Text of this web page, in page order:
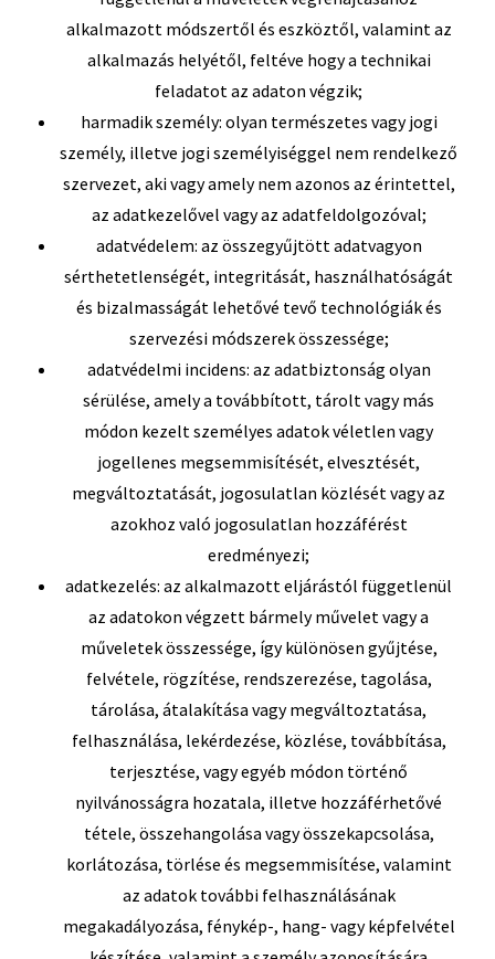
alkalmazott módszertől és eszköztől, valamint az
alkalmazás helyétől, feltéve hogy a technikai
feladatot az adaton végzik;
harmadik személy: olyan természetes vagy jogi
személy, illetve jogi személyiséggel nem rendelkező
szervezet, aki vagy amely nem azonos az érintettel,
az adatkezelővel vagy az adatfeldolgozóval;
adatvédelem: az összegyűjtött adatvagyon
sérthetetlenségét, integritását, használhatóságát
és bizalmasságát lehetővé tevő technológiák és
szervezési módszerek összessége;
adatvédelmi incidens: az adatbiztonság olyan
sérülése, amely a továbbított, tárolt vagy más
módon kezelt személyes adatok véletlen vagy
jogellenes megsemmisítését, elvesztését,
megváltoztatását, jogosulatlan közlését vagy az
azokhoz való jogosulatlan hozzáférést
eredményezi;
adatkezelés: az alkalmazott eljárástól függetlenül
az adatokon végzett bármely művelet vagy a
műveletek összessége, így különösen gyűjtése,
felvétele, rögzítése, rendszerezése, tagolása,
tárolása, átalakítása vagy megváltoztatása,
felhasználása, lekérdezése, közlése, továbbítása,
terjesztése, vagy egyéb módon történő
nyilvánosságra hozatala, illetve hozzáférhetővé
tétele, összehangolása vagy összekapcsolása,
korlátozása, törlése és megsemmisítése, valamint
az adatok további felhasználásának
megakadályozása, fénykép-, hang- vagy képfelvétel